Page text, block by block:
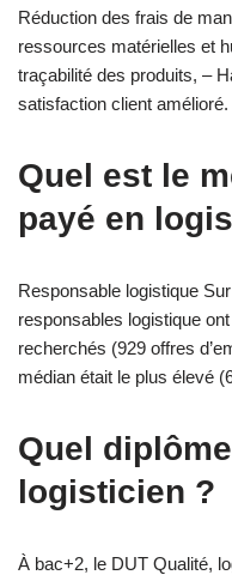
Réduction des frais de
ressources matérielles et
traçabilité des produits, –
satisfaction client amélioré.
Quel est le
payé en
Responsable logistique
responsables logistique
recherchés (929 offres
médian était le plus élevé
Quel
logisticien ?
À bac+2, le DUT Qualité,